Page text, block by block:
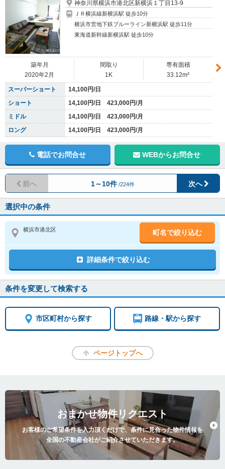
神奈川県横浜市港北区新横浜１丁目13-9
ＪＲ横浜線新横浜駅 徒歩10分
横浜市営地下鉄ブルーライン新横浜駅 徒歩11分
東海道新幹線新横浜駅 徒歩10分
築年月
2020年2月
間取り
1K
専有面積
33.12m²
スーパーショート
14,100円/日
ショート
14,100円/日 423,000円/月
ミドル
14,100円/日 423,000円/月
ロング
14,100円/日 423,000円/月
電話でお問合せ WEBからお問合せ
前へ 次へ
1～10件 /224件
選択中の条件
横浜市港北区 町名で絞り込む
詳細条件で絞り込む
条件を変更して検索する
市区町村から探す 路線・駅から探す
ページトップへ
おまかせ物件リクエスト
お客様のご希望条件を入力頂くだけで、条件に見合った物件情報を
全国の不動産会社がご紹介させていただきます。